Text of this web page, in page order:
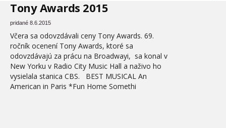
Tony Awards 2015
pridané 8.6.2015
Včera sa odovzdávali ceny Tony Awards. 69.
ročník ocenení Tony Awards, ktoré sa
odovzdávajú za prácu na Broadwayi, sa konal v
New Yorku v Radio City Music Hall a naživo ho
vysielala stanica CBS. BEST MUSICAL An
American in Paris *Fun Home Somethi